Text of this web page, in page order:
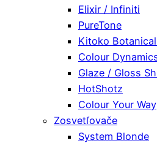
Elixir / Infiniti
PureTone
Kitoko
Colour
Glaze / Gloss
HotShotz
Colour Your Way
Zosvetľovače
System Blonde